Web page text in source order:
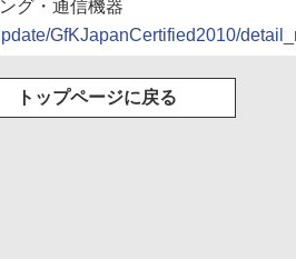
グ・通信機器
GfKJapanCertified2010/
トップページに戻る